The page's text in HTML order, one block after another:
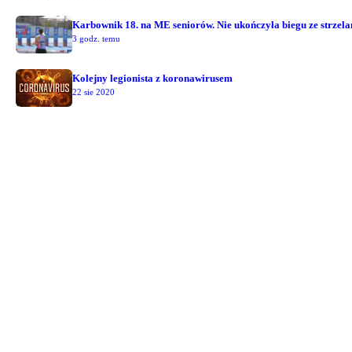
Karbownik 18. na ME seniorów. Nie ukończyła biegu ze
3 godz. temu
Kolejny legionista z koronawirusem
22 sie 2020